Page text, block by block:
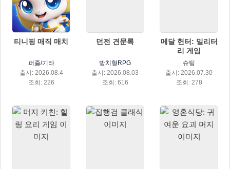
티니핑 매직 매치
퍼즐/기타
출시: 2026.08.4
조회: 226
던전 견문록
방치형RPG
출시: 2026.08.03
조회: 616
메달 헌터: 밀리터
리 게임
슈팅
출시: 2026.07.30
조회: 278